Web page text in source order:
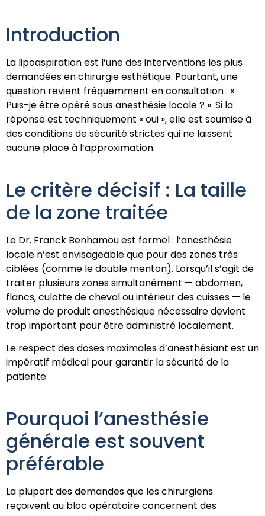
Introduction
La lipoaspiration est l’une des interventions les plus
demandées en chirurgie esthétique. Pourtant, une
question revient fréquemment en consultation : «
Puis-je être opéré sous anesthésie locale ? ». Si la
réponse est techniquement « oui », elle est soumise à
des conditions de sécurité strictes qui ne laissent
aucune place à l’approximation.
Le critère décisif : La taille
de la zone traitée
Le Dr. Franck Benhamou est formel : l’anesthésie
locale n’est envisageable que pour des zones très
ciblées (comme le double menton). Lorsqu’il s’agit de
traiter plusieurs zones simultanément — abdomen,
flancs, culotte de cheval ou intérieur des cuisses — le
volume de produit anesthésique nécessaire devient
trop important pour être administré localement.
Le respect des doses maximales d’anesthésiant est un
impératif médical pour garantir la sécurité de la
patiente.
Pourquoi l’anesthésie
générale est souvent
préférable
La plupart des demandes que les chirurgiens
reçoivent au bloc opératoire concernent des